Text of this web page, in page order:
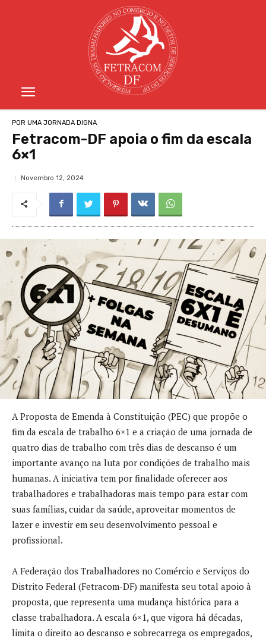
POR UMA JORNADA DIGNA
Fetracom-DF apoia o fim da escala
6×1
Novembro 12, 2024
A Proposta de Emenda à Constituição (PEC) que propõe o
fim da escala de trabalho 6×1 e a criação de uma jornada de
quatro dias de trabalho com três dias de descanso é um
importante avanço na luta por condições de trabalho mais
humanas. A iniciativa tem por finalidade oferecer aos
trabalhadores e trabalhadoras mais tempo para estar com
suas famílias, cuidar da saúde, aproveitar momentos de
lazer e investir em seu desenvolvimento pessoal e
profissional.
A Federação dos Trabalhadores no Comércio e Serviços do
Distrito Federal (Fetracom-DF) manifesta seu total apoio à
proposta, que representa uma mudança histórica para a
classe trabalhadora. A escala 6×1, que vigora há décadas,
limita o direito ao descanso e sobrecarrega os empregados,